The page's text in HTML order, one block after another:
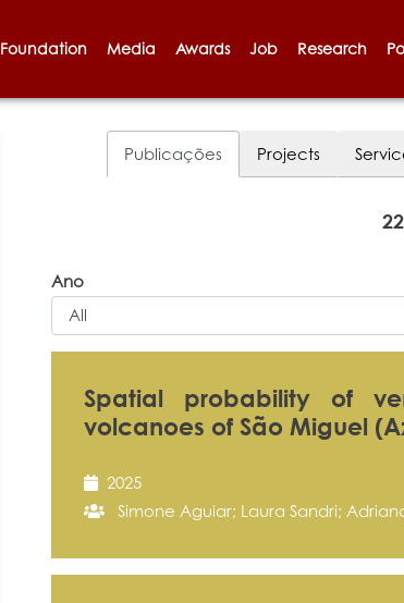
Foundation Media Awards Job Research
Publicações Projects
Ano
Spatial probability of
volcanoes of São Miguel
2025
Simone Aguiar; Laura Sandri;